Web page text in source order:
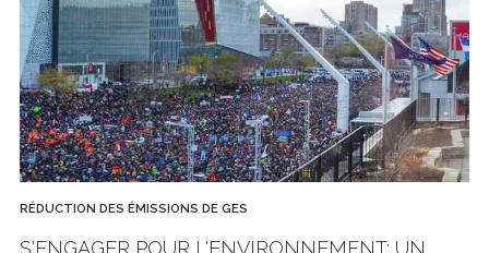
RÉDUCTION DES ÉMISSIONS DE GES
S'ENGAGER POUR L'ENVIRONNEMENT: UN